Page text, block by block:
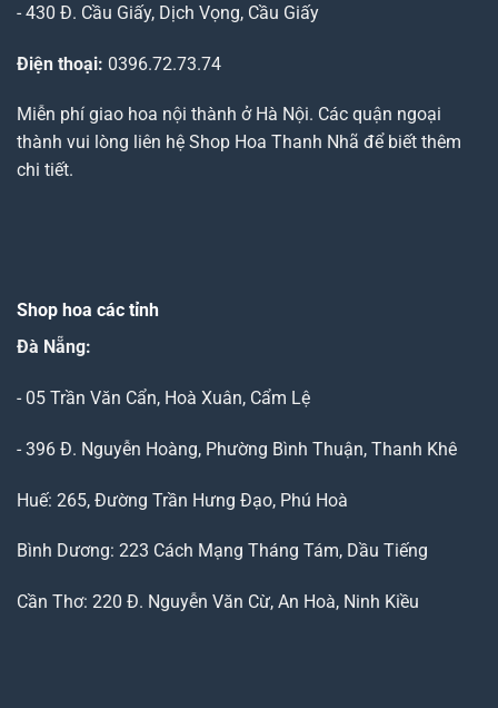
- 430 Đ. Cầu Giấy, Dịch Vọng, Cầu Giấy
Điện thoại: 0396.72.73.74
Miễn phí giao hoa nội thành ở Hà Nội. Các quận ngoại
thành vui lòng liên hệ Shop Hoa Thanh Nhã để biết thêm
chi tiết.
Shop hoa các tỉnh
Đà Nẵng:
- 05 Trần Văn Cẩn, Hoà Xuân, Cẩm Lệ
- 396 Đ. Nguyễn Hoàng, Phường Bình Thuận, Thanh Khê
Huế: 265, Đường Trần Hưng Đạo, Phú Hoà
Bình Dương: 223 Cách Mạng Tháng Tám, Dầu Tiếng
Cần Thơ: 220 Đ. Nguyễn Văn Cừ, An Hoà, Ninh Kiều